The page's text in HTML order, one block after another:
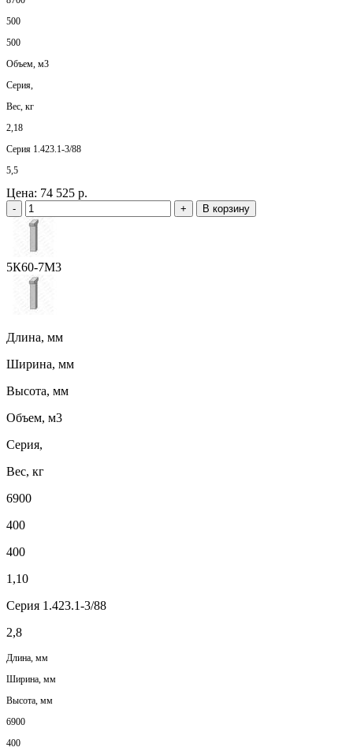
500
500
Объем, м3
Серия,
Вес, кг
2,18
Серия 1.423.1-3/88
5,5
Цена: 74 525 р.
- + В корзину
5К60-7М3
Длина, мм
Ширина, мм
Высота, мм
Объем, м3
Серия,
Вес, кг
6900
400
400
1,10
Серия 1.423.1-3/88
2,8
Длина, мм
Ширина, мм
Высота, мм
6900
400